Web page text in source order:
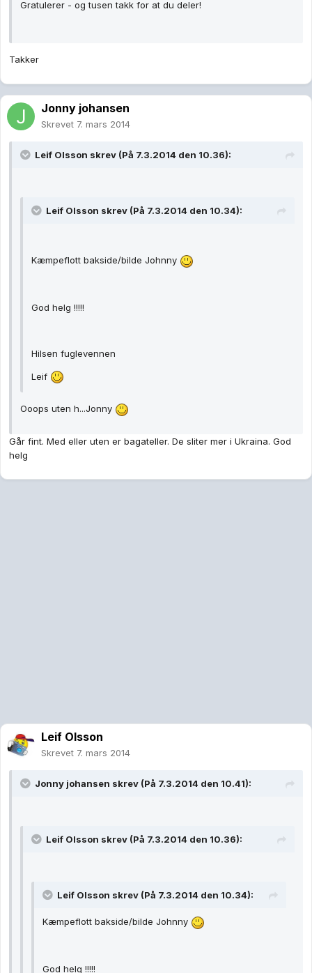
Gratulerer - og tusen takk for at du deler!
Takker
Jonny johansen
Skrevet 7. mars 2014
Leif Olsson skrev (På 7.3.2014 den 10.36):
Leif Olsson skrev (På 7.3.2014 den 10.34):
Kæmpeflott bakside/bilde Johnny
God helg !!!!!
Hilsen fuglevennen
Leif
Ooops uten h...Jonny
Går fint. Med eller uten er bagateller. De sliter mer i Ukraina. God
helg
Leif Olsson
Skrevet 7. mars 2014
Jonny johansen skrev (På 7.3.2014 den 10.41):
Leif Olsson skrev (På 7.3.2014 den 10.36):
Leif Olsson skrev (På 7.3.2014 den 10.34):
Kæmpeflott bakside/bilde Johnny
God helg !!!!!